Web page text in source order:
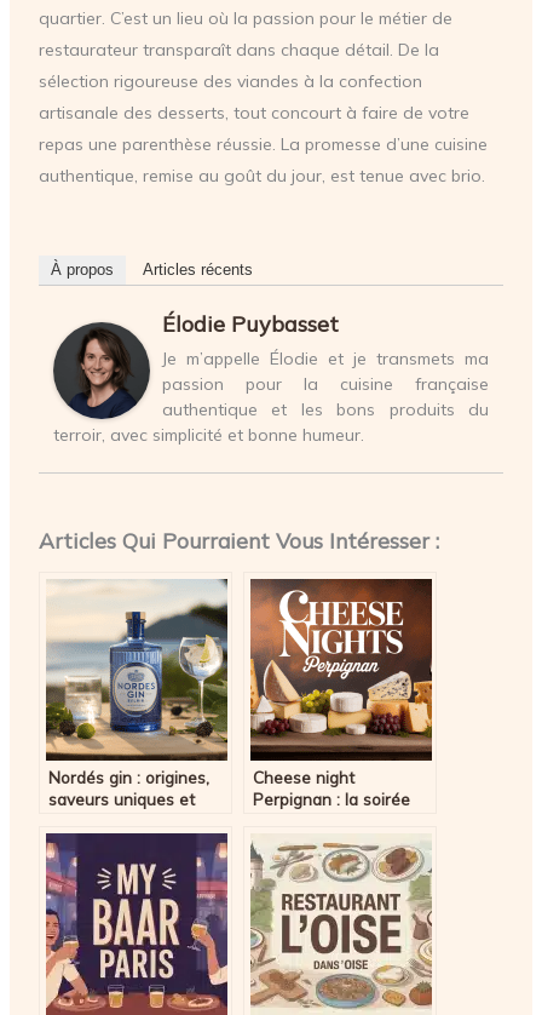
quartier. C’est un lieu où la passion pour le métier de
restaurateur transparaît dans chaque détail. De la
sélection rigoureuse des viandes à la confection
artisanale des desserts, tout concourt à faire de votre
repas une parenthèse réussie. La promesse d’une cuisine
authentique, remise au goût du jour, est tenue avec brio.
À propos Articles récents
Élodie Puybasset
Je m’appelle Élodie et je transmets ma
passion pour la cuisine française
authentique et les bons produits du
terroir, avec simplicité et bonne humeur.
Articles Qui Pourraient Vous Intéresser :
Nordés gin : origines,
saveurs uniques et
Cheese night
Perpignan : la soirée
amateurs de fromage